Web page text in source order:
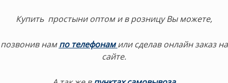
Купить простыни оптом и в розницу Вы можете,
позвонив нампо телефонам или сделав онлайн заказ на
сайте.